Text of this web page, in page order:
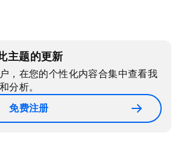
主题的更新
，在您的个性化内容合集中查看我
分析。
免费注册